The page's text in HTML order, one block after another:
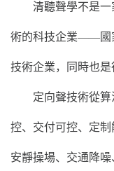
清聽聲學不是一
術的科技企業——國
技術企業，同時也是
定向聲技術從算
控、交付可控、定
安靜操場、交通降